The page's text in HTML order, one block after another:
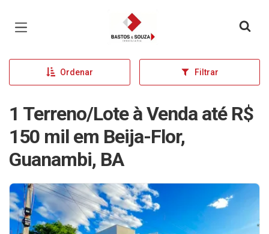
Página inicial
Ordenar Filtrar
1 Terreno/Lote à Venda até R$
150 mil em Beija-Flor,
Guanambi, BA